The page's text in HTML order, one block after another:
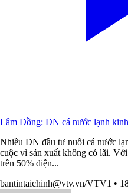
Lâm Đồng: DN cá nước lạnh
Nhiều DN đầu tư nuôi cá nước
cuộc vì sản xuất không có lãi.
trên 50% diện...
bantintaichinh@vtv.vn/VTV1 •